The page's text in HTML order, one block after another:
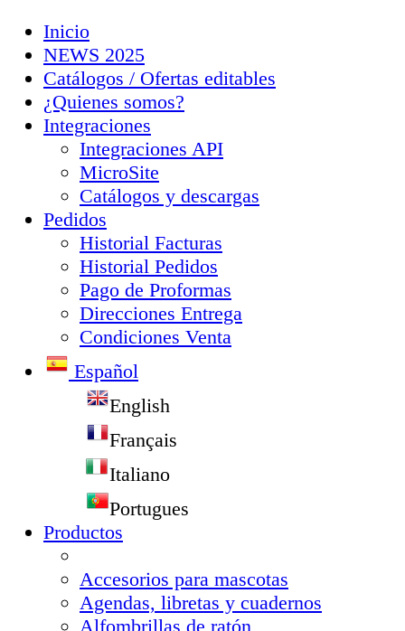
Inicio
NEWS 2025
Catálogos / Ofertas editables
¿Quienes somos?
Integraciones
Integraciones API
MicroSite
Catálogos y descargas
Pedidos
Historial Facturas
Historial Pedidos
Pago de Proformas
Direcciones Entrega
Condiciones Venta
Español
English
Français
Italiano
Portugues
Productos
Accesorios para mascotas
Agendas, libretas y cuadernos
Alfombrillas de ratón